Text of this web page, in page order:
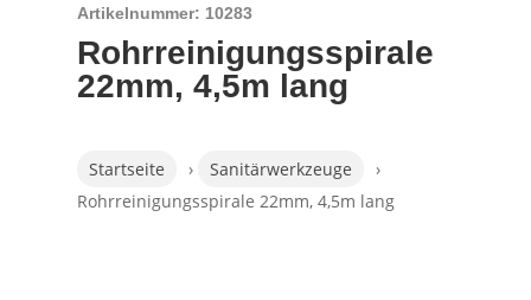
Artikelnummer: 10283
Rohrreinigungsspirale
22mm, 4,5m lang
Startseite › Sanitärwerkzeuge
›
Rohrreinigungsspirale 22mm, 4,5m lang